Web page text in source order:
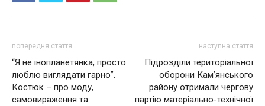
попередня стаття
“Я не інопланетянка, просто
люблю виглядати гарно”.
Костюк – про моду,
самовираження та
наступна стаття
Підрозділи територіальної
оборони Кам’янського
району отримали чергову
партію матеріально-технічної